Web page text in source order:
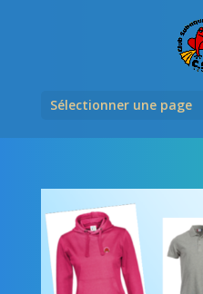
Sélectionner une page